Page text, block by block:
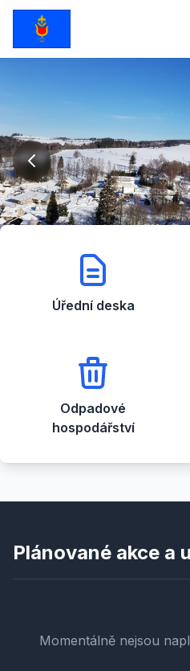
Úřední deska
Odpadové
hospodářství
Plánované akce a
Momentálně nejsou